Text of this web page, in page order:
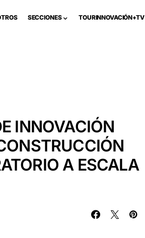
SECCIONES TOURINNOVACIÓN+TV
INNOVACIÓN
A ESCALA